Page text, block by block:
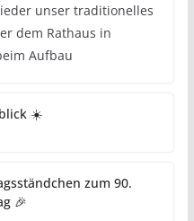
unser traditionelles
dem Rathaus in
Aufbau
☀️
zum 90.
🎉